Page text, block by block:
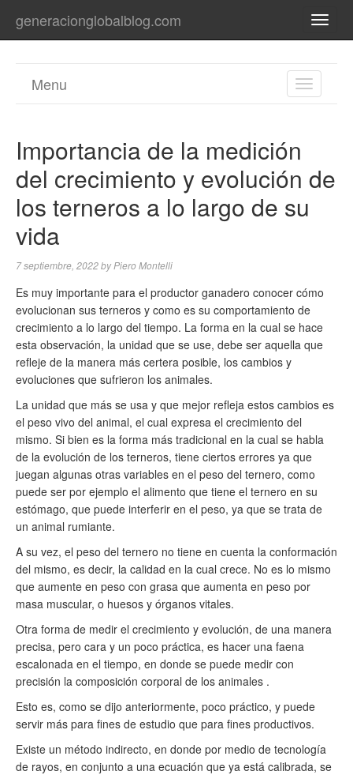
generacionglobalblog.com
TOGGLE
Menu
Importancia de la medición
del crecimiento y evolución de
los terneros a lo largo de su
vida
7 septiembre, 2022by Piero Montelli
Es muy importante para el productor ganadero conocer cómo
evolucionan sus terneros y como es su comportamiento de
crecimiento a lo largo del tiempo. La forma en la cual se hace
esta observación, la unidad que se use, debe ser aquella que
refleje de la manera más certera posible, los cambios y
evoluciones que sufrieron los animales.
La unidad que más se usa y que mejor refleja estos cambios es
el peso vivo del animal, el cual expresa el crecimiento del
mismo. Si bien es la forma más tradicional en la cual se habla
de la evolución de los terneros, tiene ciertos errores ya que
juegan algunas otras variables en el peso del ternero, como
puede ser por ejemplo el alimento que tiene el ternero en su
estómago, que puede interferir en el peso, ya que se trata de
un animal rumiante.
A su vez, el peso del ternero no tiene en cuenta la conformación
del mismo, es decir, la calidad en la cual crece. No es lo mismo
que aumente en peso con grasa que aumenta en peso por
masa muscular, o huesos y órganos vitales.
Otra forma de medir el crecimiento y evolución, de una manera
precisa, pero cara y un poco práctica, es hacer una faena
escalonada en el tiempo, en donde se puede medir con
precisión la composición corporal de los animales .
Esto es, como se dijo anteriormente, poco práctico, y puede
servir más para fines de estudio que para fines productivos.
Existe un método indirecto, en donde por medio de tecnología
de rayos, en conjunto a una ecuación que ya está calibrada, se